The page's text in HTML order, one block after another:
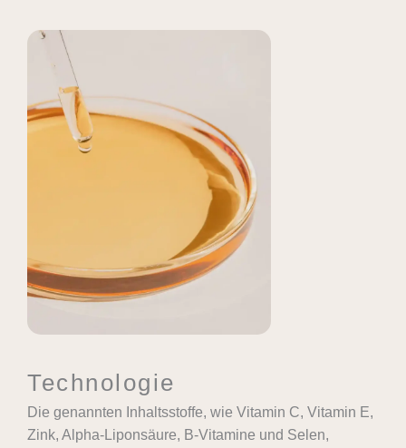
Technologie
Die genannten Inhaltsstoffe, wie Vitamin C, Vitamin E,
Zink, Alpha-Liponsäure, B-Vitamine und Selen,